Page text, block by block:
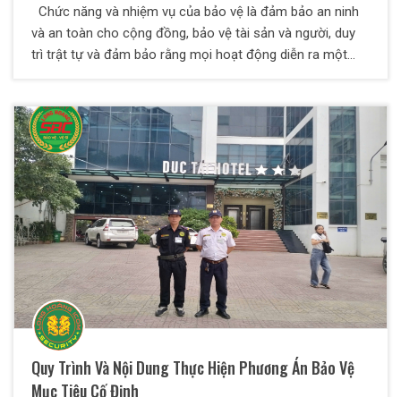
Chức năng và nhiệm vụ của bảo vệ là đảm bảo an ninh
và an toàn cho cộng đồng, bảo vệ tài sản và người, duy
trì trật tự và đảm bảo rằng mọi hoạt động diễn ra một
nghiệp vụ an ninh là làm gì và một số yêu cầu đối với
nhân viên bảo vệ
Quy Trình Và Nội Dung Thực Hiện Phương Án Bảo Vệ
Mục Tiêu Cố Định